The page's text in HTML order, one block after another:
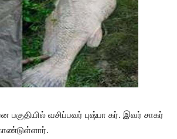
வசிப்பவர் புஷ்பா கர். இவர் சாகர்